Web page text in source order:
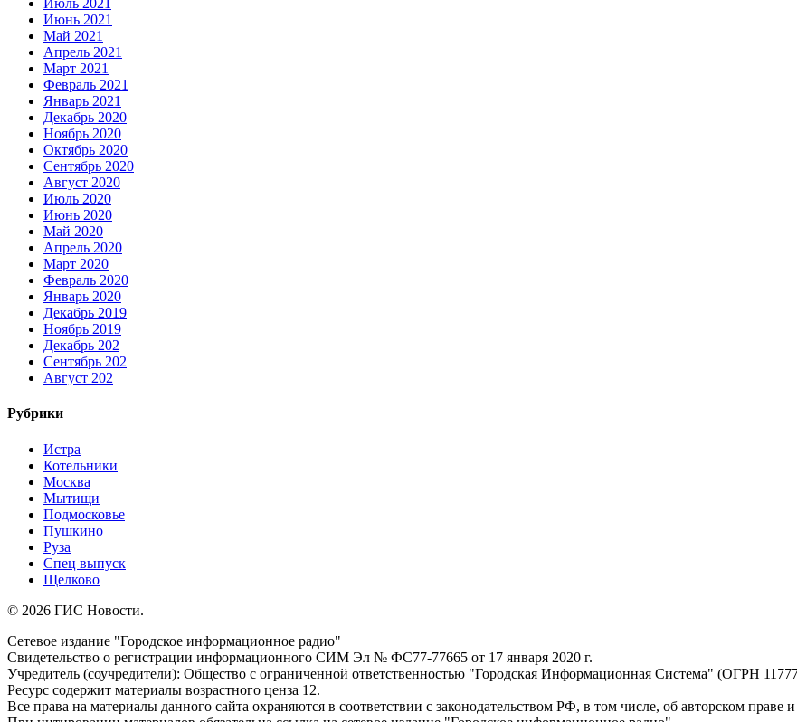
Июль 2021
Июнь 2021
Май 2021
Апрель 2021
Март 2021
Февраль 2021
Январь 2021
Декабрь 2020
Ноябрь 2020
Октябрь 2020
Сентябрь 2020
Август 2020
Июль 2020
Июнь 2020
Май 2020
Апрель 2020
Март 2020
Февраль 2020
Январь 2020
Декабрь 2019
Ноябрь 2019
Декабрь 202
Сентябрь 202
Август 202
Рубрики
Истра
Котельники
Москва
Мытищи
Подмосковье
Пушкино
Руза
Спец выпуск
Щелково
© 2026 ГИС Новости.
Сетевое издание "Городское информационное радио"
Свидетельство о регистрации информационного СИМ Эл № ФС77-77665 от 17 января 2020 г.
Учредитель (соучредители): Общество с ограниченной ответственностью "Городская Информационная Система" (ОГРН
Ресурс содержит материалы возрастного ценза 12.
Все права на материалы данного сайта охраняются в соответствии с законодательством РФ, в том числе, об авторском праве